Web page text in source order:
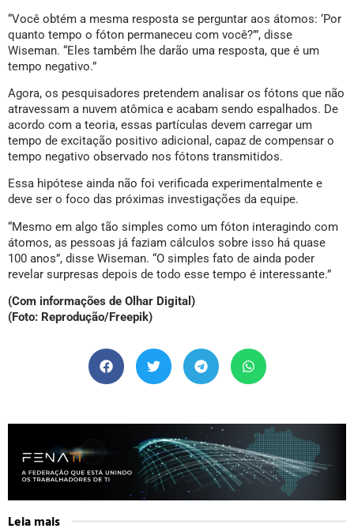
“Você obtém a mesma resposta se perguntar aos átomos: ‘Por
quanto tempo o fóton permaneceu com você?’”, disse
Wiseman. “Eles também lhe darão uma resposta, que é um
tempo negativo.”
Agora, os pesquisadores pretendem analisar os fótons que não
atravessam a nuvem atômica e acabam sendo espalhados. De
acordo com a teoria, essas partículas devem carregar um
tempo de excitação positivo adicional, capaz de compensar o
tempo negativo observado nos fótons transmitidos.
Essa hipótese ainda não foi verificada experimentalmente e
deve ser o foco das próximas investigações da equipe.
“Mesmo em algo tão simples como um fóton interagindo com
átomos, as pessoas já faziam cálculos sobre isso há quase
100 anos”, disse Wiseman. “O simples fato de ainda poder
revelar surpresas depois de todo esse tempo é interessante.”
(Com informações de Olhar Digital)
(Foto: Reprodução/Freepik)
Leia mais